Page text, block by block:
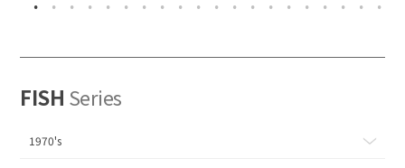
FISH Series
1970's